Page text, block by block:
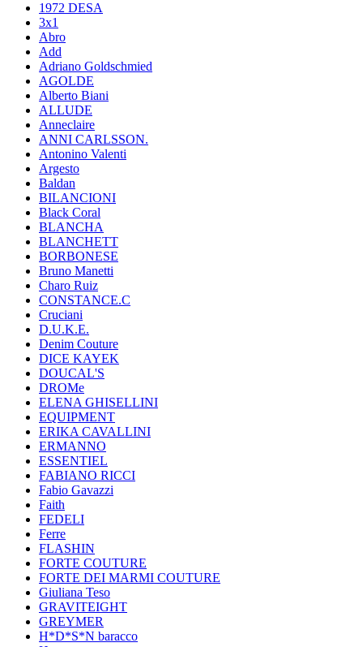
1972 DESA
3x1
Abro
Add
Adriano Goldschmied
AGOLDE
Alberto Biani
ALLUDE
Anneclaire
ANNI CARLSSON.
Antonino Valenti
Argesto
Baldan
BILANCIONI
Black Coral
BLANCHA
BLANCHETT
BORBONESE
Bruno Manetti
Charo Ruiz
CONSTANCE.C
Cruciani
D.U.K.E.
Denim Couture
DICE KAYEK
DOUCAL'S
DROMe
ELENA GHISELLINI
EQUIPMENT
ERIKA CAVALLINI
ERMANNO
ESSENTIEL
FABIANO RICCI
Fabio Gavazzi
Faith
FEDELI
Ferre
FLASHIN
FORTE COUTURE
FORTE DEI MARMI COUTURE
Giuliana Teso
GRAVITEIGHT
GREYMER
H*D*S*N baracco